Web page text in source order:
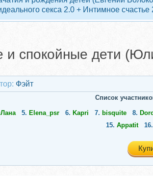
секса 2.0 + Интимное
и спокойные дети
Фэйт
Список
5. Elena_psr 6. Kapri 7. bisquite 8.
15. Appatit 16.